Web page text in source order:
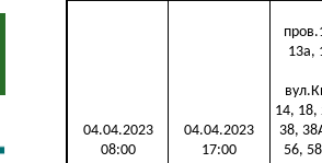
04.04.2023
08:00
04.04.2023
17:00
13а,
14,
38,
56,